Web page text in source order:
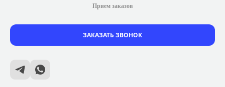
Прием заказов
ЗАКАЗАТЬ ЗВОНОК